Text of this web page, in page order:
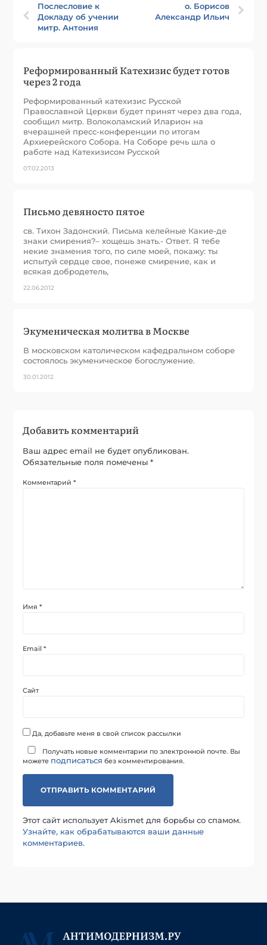
Послесловие к
Докладу об учении
митр. Антония
о. Борисов
Александр Ильич
Реформированный Катехизис будет готов
через 2 года
Реформированный катехизис Русской
Православной Церкви будет принят через два года,
сообщил митр. Волоколамский Иларион на
вчерашней пресс-конференции по итогам
Архиерейского Собора. На Соборе речь шла о
работе над Катехизисом Русской
07.02.2013
Письмо девяносто пятое
св. Тихон Задонский. Письма келейные Какие-де
знаки смирения?– хощешь знать.- Ответ. Я тебе
некие знамения того, по силе моей, покажу: ты
испытуй сердце свое, понеже смирение, как и
всякая добродетель,
22.06.2012
Экуменическая молитва в Москве
В московском католическом кафедральном соборе
состоялось экуменическое богослужение.
30.01.2012
Добавить комментарий
Ваш адрес email не будет опубликован.
Обязательные поля помечены*
Комментарий*
Имя*
Email*
Сайт
Да, добавьте меня в свой список рассылки
Получать новые комментарии по электронной почте. Вы
можете подписаться без комментирования.
Этот сайт использует Akismet для борьбы со спамом.
Узнайте, как обрабатываются ваши данные
комментариев.